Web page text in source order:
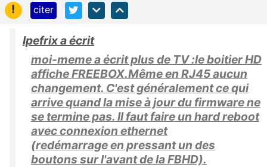
!
citer
Ipefrix a écrit
moi-meme a écrit plus de TV :le boitier HD
affiche FREEBOX.Même en RJ45 aucun
changement. C'est généralement ce qui
arrive quand la mise à jour du firmware ne
se termine pas. Il faut faire un hard reboot
avec connexion ethernet
(redémarrage en pressant un des
boutons sur l'avant de la FBHD).